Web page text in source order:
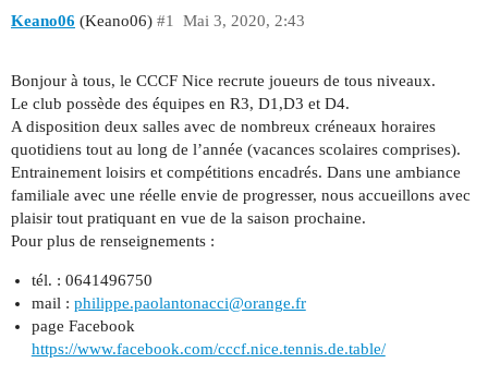
Keano06 (Keano06) Mai 3, 2020, 2:43
#1
Bonjour à tous, le CCCF Nice recrute joueurs de tous niveaux.
Le club possède des équipes en R3, D1,D3 et D4.
A disposition deux salles avec de nombreux créneaux horaires
quotidiens tout au long de l’année (vacances scolaires comprises).
Entrainement loisirs et compétitions encadrés. Dans une ambiance
familiale avec une réelle envie de progresser, nous accueillons avec
plaisir tout pratiquant en vue de la saison prochaine.
Pour plus de renseignements :
tél. : 0641496750
mail : philippe.paolantonacci@orange.fr
page Facebook
https://www.facebook.com/cccf.nice.tennis.de.table/